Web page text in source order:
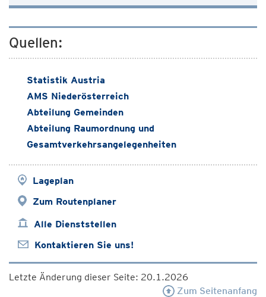
Quellen:
Statistik Austria
AMS Niederösterreich
Abteilung Gemeinden
Abteilung Raumordnung und
Gesamtverkehrsangelegenheiten
Lageplan
Zum Routenplaner
Alle Dienststellen
Kontaktieren Sie uns!
Letzte Änderung dieser Seite: 20.1.2026
Zum Seitenanfang